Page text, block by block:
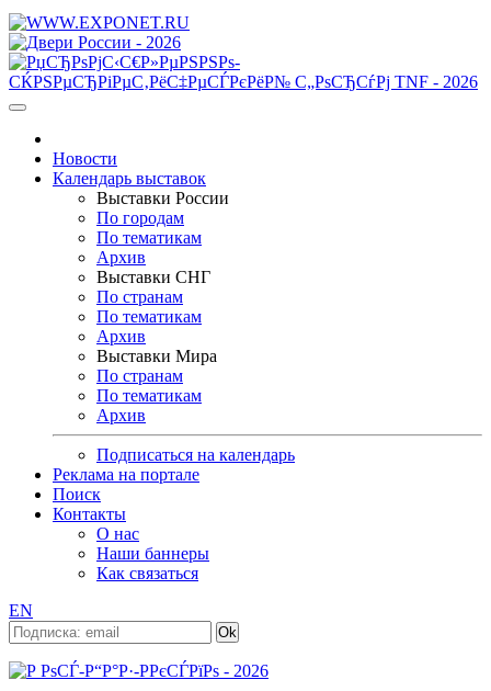
Новости
Календарь выставок
Выставки России
По городам
По тематикам
Архив
Выставки СНГ
По странам
По тематикам
Архив
Выставки Мира
По странам
По тематикам
Архив
Подписаться на календарь
Реклама на портале
Поиск
Контакты
О нас
Наши баннеры
Как связаться
EN